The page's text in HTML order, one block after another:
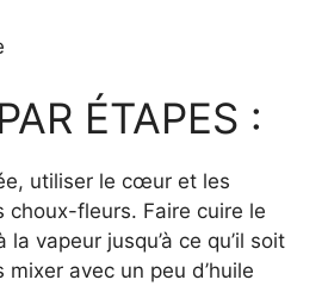
ÉTAPES :
utiliser le cœur et les
choux-fleurs. Faire cuire le
la vapeur jusqu’à ce qu’il soit
avec un peu d’huile